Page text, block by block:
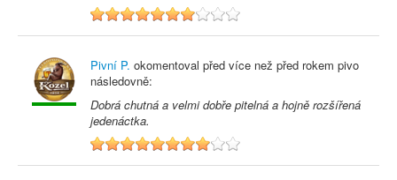
7
Pivní P. okomentoval před více než před rokem pivo
následovně:
Dobrá chutná a velmi dobře pitelná a hojně rozšířená
jedenáctka.
8